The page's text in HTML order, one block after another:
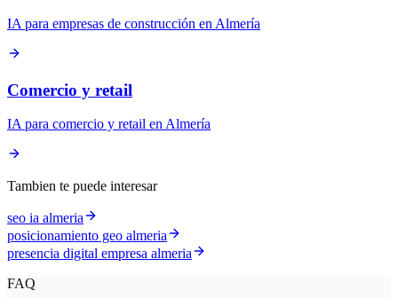
IA para empresas de construcción en Almería
Comercio y retail
IA para comercio y retail en Almería
Tambien te puede interesar
seo ia almeria
posicionamiento geo almeria
presencia digital empresa almeria
FAQ